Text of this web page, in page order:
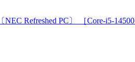
Refreshed PC〕 ［Core-i5-